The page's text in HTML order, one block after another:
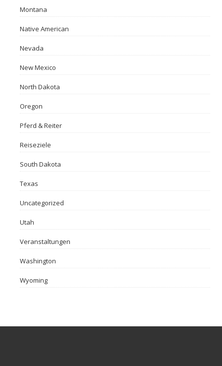
Montana
Native American
Nevada
New Mexico
North Dakota
Oregon
Pferd & Reiter
Reiseziele
South Dakota
Texas
Uncategorized
Utah
Veranstaltungen
Washington
Wyoming